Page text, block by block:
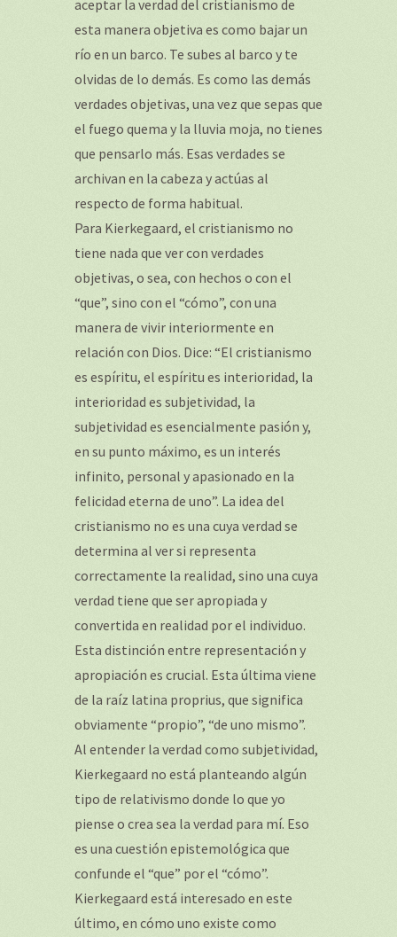
aceptar la verdad del cristianismo de
esta manera objetiva es como bajar un
río en un barco. Te subes al barco y te
olvidas de lo demás. Es como las demás
verdades objetivas, una vez que sepas que
el fuego quema y la lluvia moja, no tienes
que pensarlo más. Esas verdades se
archivan en la cabeza y actúas al
respecto de forma habitual.
Para Kierkegaard, el cristianismo no
tiene nada que ver con verdades
objetivas, o sea, con hechos o con el
“que”, sino con el “cómo”, con una
manera de vivir interiormente en
relación con Dios. Dice: “El cristianismo
es espíritu, el espíritu es interioridad, la
interioridad es subjetividad, la
subjetividad es esencialmente pasión y,
en su punto máximo, es un interés
infinito, personal y apasionado en la
felicidad eterna de uno”. La idea del
cristianismo no es una cuya verdad se
determina al ver si representa
correctamente la realidad, sino una cuya
verdad tiene que ser apropiada y
convertida en realidad por el individuo.
Esta distinción entre representación y
apropiación es crucial. Esta última viene
de la raíz latina proprius, que significa
obviamente “propio”, “de uno mismo”.
Al entender la verdad como subjetividad,
Kierkegaard no está planteando algún
tipo de relativismo donde lo que yo
piense o crea sea la verdad para mí. Eso
es una cuestión epistemológica que
confunde el “que” por el “cómo”.
Kierkegaard está interesado en este
último, en cómo uno existe como